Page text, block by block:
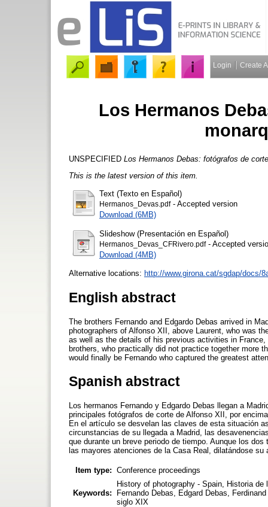
Login Create
Los Hermanos
UNSPECIFIED Los Hermanos Debas: fotógrafos de
This is the latest version of this item.
Text (Texto en Español)
Hermanos_Devas.pdf- Accepted version
Download (6MB)
Slideshow (Presentación en Español)
Hermanos_Devas_CFRivero.pdf- Accepted
Download (4MB)
Alternative locations: http://www.girona.cat/sgdap/docs/
English abstract
The brothers Fernando and Edgardo Debas arrived in
photographers of Alfonso XII, above Laurent, who was
as well as the details of his previous activities in
brothers, who practically did not practice together more
would finally be Fernando who captured the greatest
Spanish abstract
Los hermanos Fernando y Edgardo Debas llegan a
principales fotógrafos de corte de Alfonso XII, por
En el artículo se desvelan las claves de esta situación
circunstancias de su llegada a Madrid, las
que durante un breve periodo de tiempo. Aunque los
las mayores atenciones de la Casa Real, dilatándose
Item type: Conference proceedings
Keywords:
History of photography - Spain, Historia
Fernando Debas, Edgard Debas,
siglo XIX